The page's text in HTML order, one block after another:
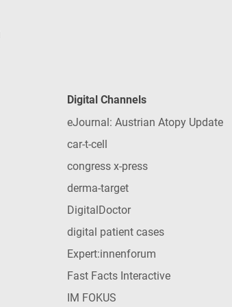
Digital Channels
eJournal: Austrian Atopy Update
car-t-cell
congress x-press
derma-target
DigitalDoctor
digital patient cases
Expert:innenforum
Fast Facts Interactive
IM FOKUS